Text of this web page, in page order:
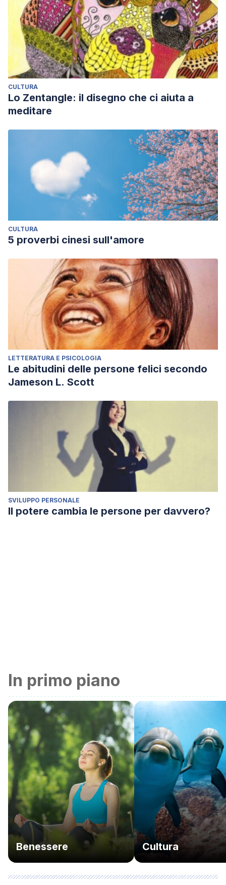
CULTURA
Lo Zentangle: il disegno che ci aiuta a
meditare
CULTURA
5 proverbi cinesi sull'amore
LETTERATURA E PSICOLOGIA
Le abitudini delle persone felici secondo
Jameson L. Scott
SVILUPPO PERSONALE
Il potere cambia le persone per davvero?
In primo piano
Benessere Cultura